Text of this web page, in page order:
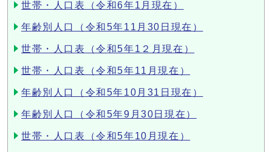
世帯・人口表（令和6年1月現在）
年齢別人口（令和5年11月30日現在）
世帯・人口表（令和5年1２月現在）
世帯・人口表（令和5年11月現在）
年齢別人口（令和5年10月31日現在）
年齢別人口（令和5年9月30日現在）
世帯・人口表（令和5年10月現在）